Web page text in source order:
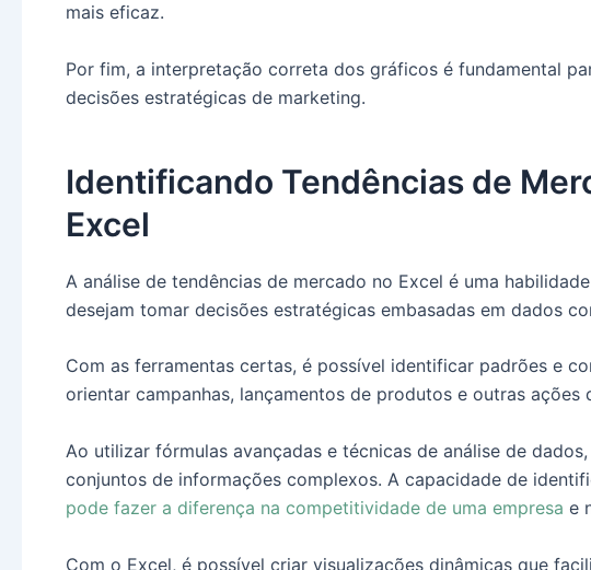
mais eficaz.
Por fim, a interpretação correta dos gráficos é fundamental
decisões estratégicas de marketing.
Identificando Tendências de
Excel
A análise de tendências de mercado no Excel é uma
desejam tomar decisões estratégicas embasadas em dados
Com as ferramentas certas, é possível identificar padrões e
orientar campanhas, lançamentos de produtos e outras ações
Ao utilizar fórmulas avançadas e técnicas de análise de
conjuntos de informações complexos. A capacidade de
pode fazer a diferença na competitividade de uma empresa e
Com o Excel, é possível criar visualizações dinâmicas que